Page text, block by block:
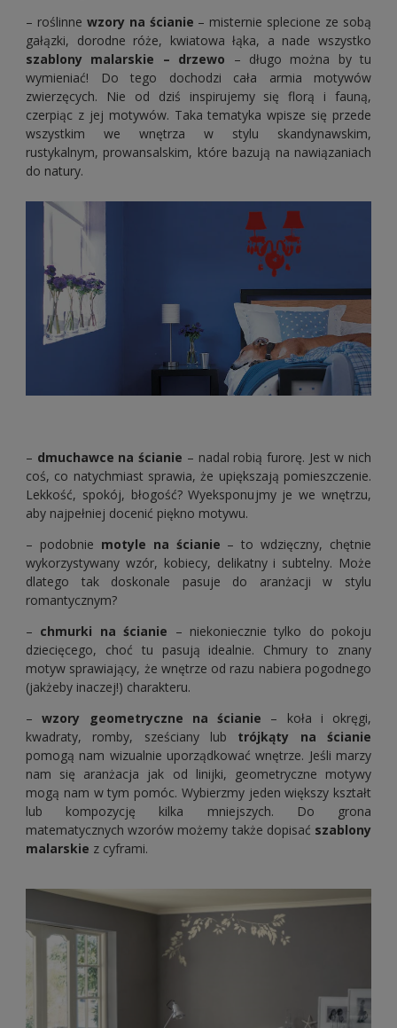
– roślinne wzory na ścianie – misternie splecione ze sobą
gałązki, dorodne róże, kwiatowa łąka, a nade wszystko
szablony malarskie – drzewo – długo można by tu
wymieniać! Do tego dochodzi cała armia motywów
zwierzęcych. Nie od dziś inspirujemy się florą i fauną,
czerpiąc z jej motywów. Taka tematyka wpisze się przede
wszystkim we wnętrza w stylu skandynawskim,
rustykalnym, prowansalskim, które bazują na nawiązaniach
do natury.
– dmuchawce na ścianie – nadal robią furorę. Jest w nich
coś, co natychmiast sprawia, że upiększają pomieszczenie.
Lekkość, spokój, błogość? Wyeksponujmy je we wnętrzu,
aby najpełniej docenić piękno motywu.
– podobnie motyle na ścianie – to wdzięczny, chętnie
wykorzystywany wzór, kobiecy, delikatny i subtelny. Może
dlatego tak doskonale pasuje do aranżacji w stylu
romantycznym?
– chmurki na ścianie – niekoniecznie tylko do pokoju
dziecięcego, choć tu pasują idealnie. Chmury to znany
motyw sprawiający, że wnętrze od razu nabiera pogodnego
(jakżeby inaczej!) charakteru.
–wzory geometryczne na ścianie – koła i okręgi,
kwadraty, romby, sześciany lub trójkąty na ścianie
pomogą nam wizualnie uporządkować wnętrze. Jeśli marzy
nam się aranżacja jak od linijki, geometryczne motywy
mogą nam w tym pomóc. Wybierzmy jeden większy kształt
lub kompozycję kilka mniejszych. Do grona
matematycznych wzorów możemy także dopisać szablony
malarskie z cyframi.